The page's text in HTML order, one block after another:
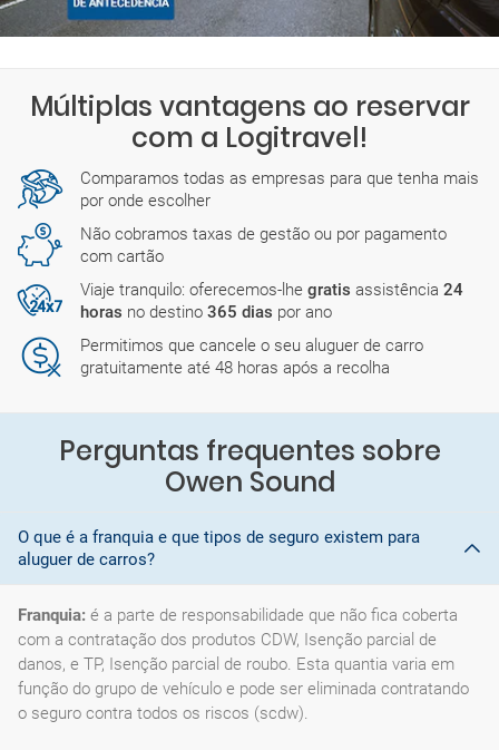
Múltiplas vantagens ao reservar
com a Logitravel!
Comparamos todas as empresas para que tenha mais
por onde escolher
Não cobramos taxas de gestão ou por pagamento
com cartão
Viaje tranquilo: oferecemos-lhe gratis assistência 24
horas no destino 365 dias por ano
Permitimos que cancele o seu aluguer de carro
gratuitamente até 48 horas após a recolha
Perguntas frequentes sobre
Owen Sound
O que é a franquia e que tipos de seguro existem para
aluguer de carros?
Franquia: é a parte de responsabilidade que não fica coberta
com a contratação dos produtos CDW, Isenção parcial de
danos, e TP, Isenção parcial de roubo. Esta quantia varia em
função do grupo de vehículo e pode ser eliminada contratando
o seguro contra todos os riscos (scdw).